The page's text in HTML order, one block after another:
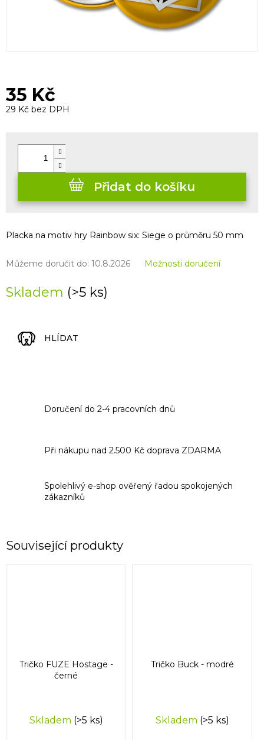
35 Kč
29 Kč bez DPH
Skladem (>5 ks)
Můžeme doručit do: 10.8.2026 Možnosti doručení
Přidat do košíku
Placka na motiv hry Rainbow six: Siege o průměru 50 mm
HLÍDAT
Doručení do 2-4 pracovních dnů
Při nákupu nad 2.500 Kč doprava ZDARMA
Spolehlivý e-shop ověřený řadou spokojených
zákazníků
Související produkty
Tričko FUZE Hostage -
černé
Skladem (>5 ks)
Tričko Buck - modré
Skladem (>5 ks)